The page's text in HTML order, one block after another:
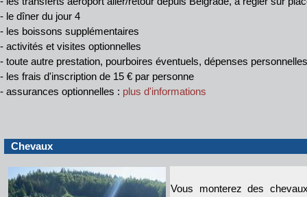
- le dîner du jour 4
- les boissons supplémentaires
- activités et visites optionnelles
- toute autre prestation, pourboires éventuels, dépenses personnelles
- les frais d'inscription de 15 € par personne
- assurances optionnelles : plus d'informations
Chevaux
Vous monterez des